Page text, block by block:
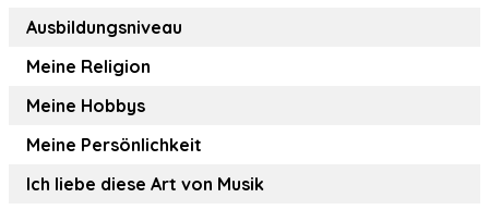
Ausbildungsniveau
Meine Religion
Meine Hobbys
Meine Persönlichkeit
Ich liebe diese Art von Musik